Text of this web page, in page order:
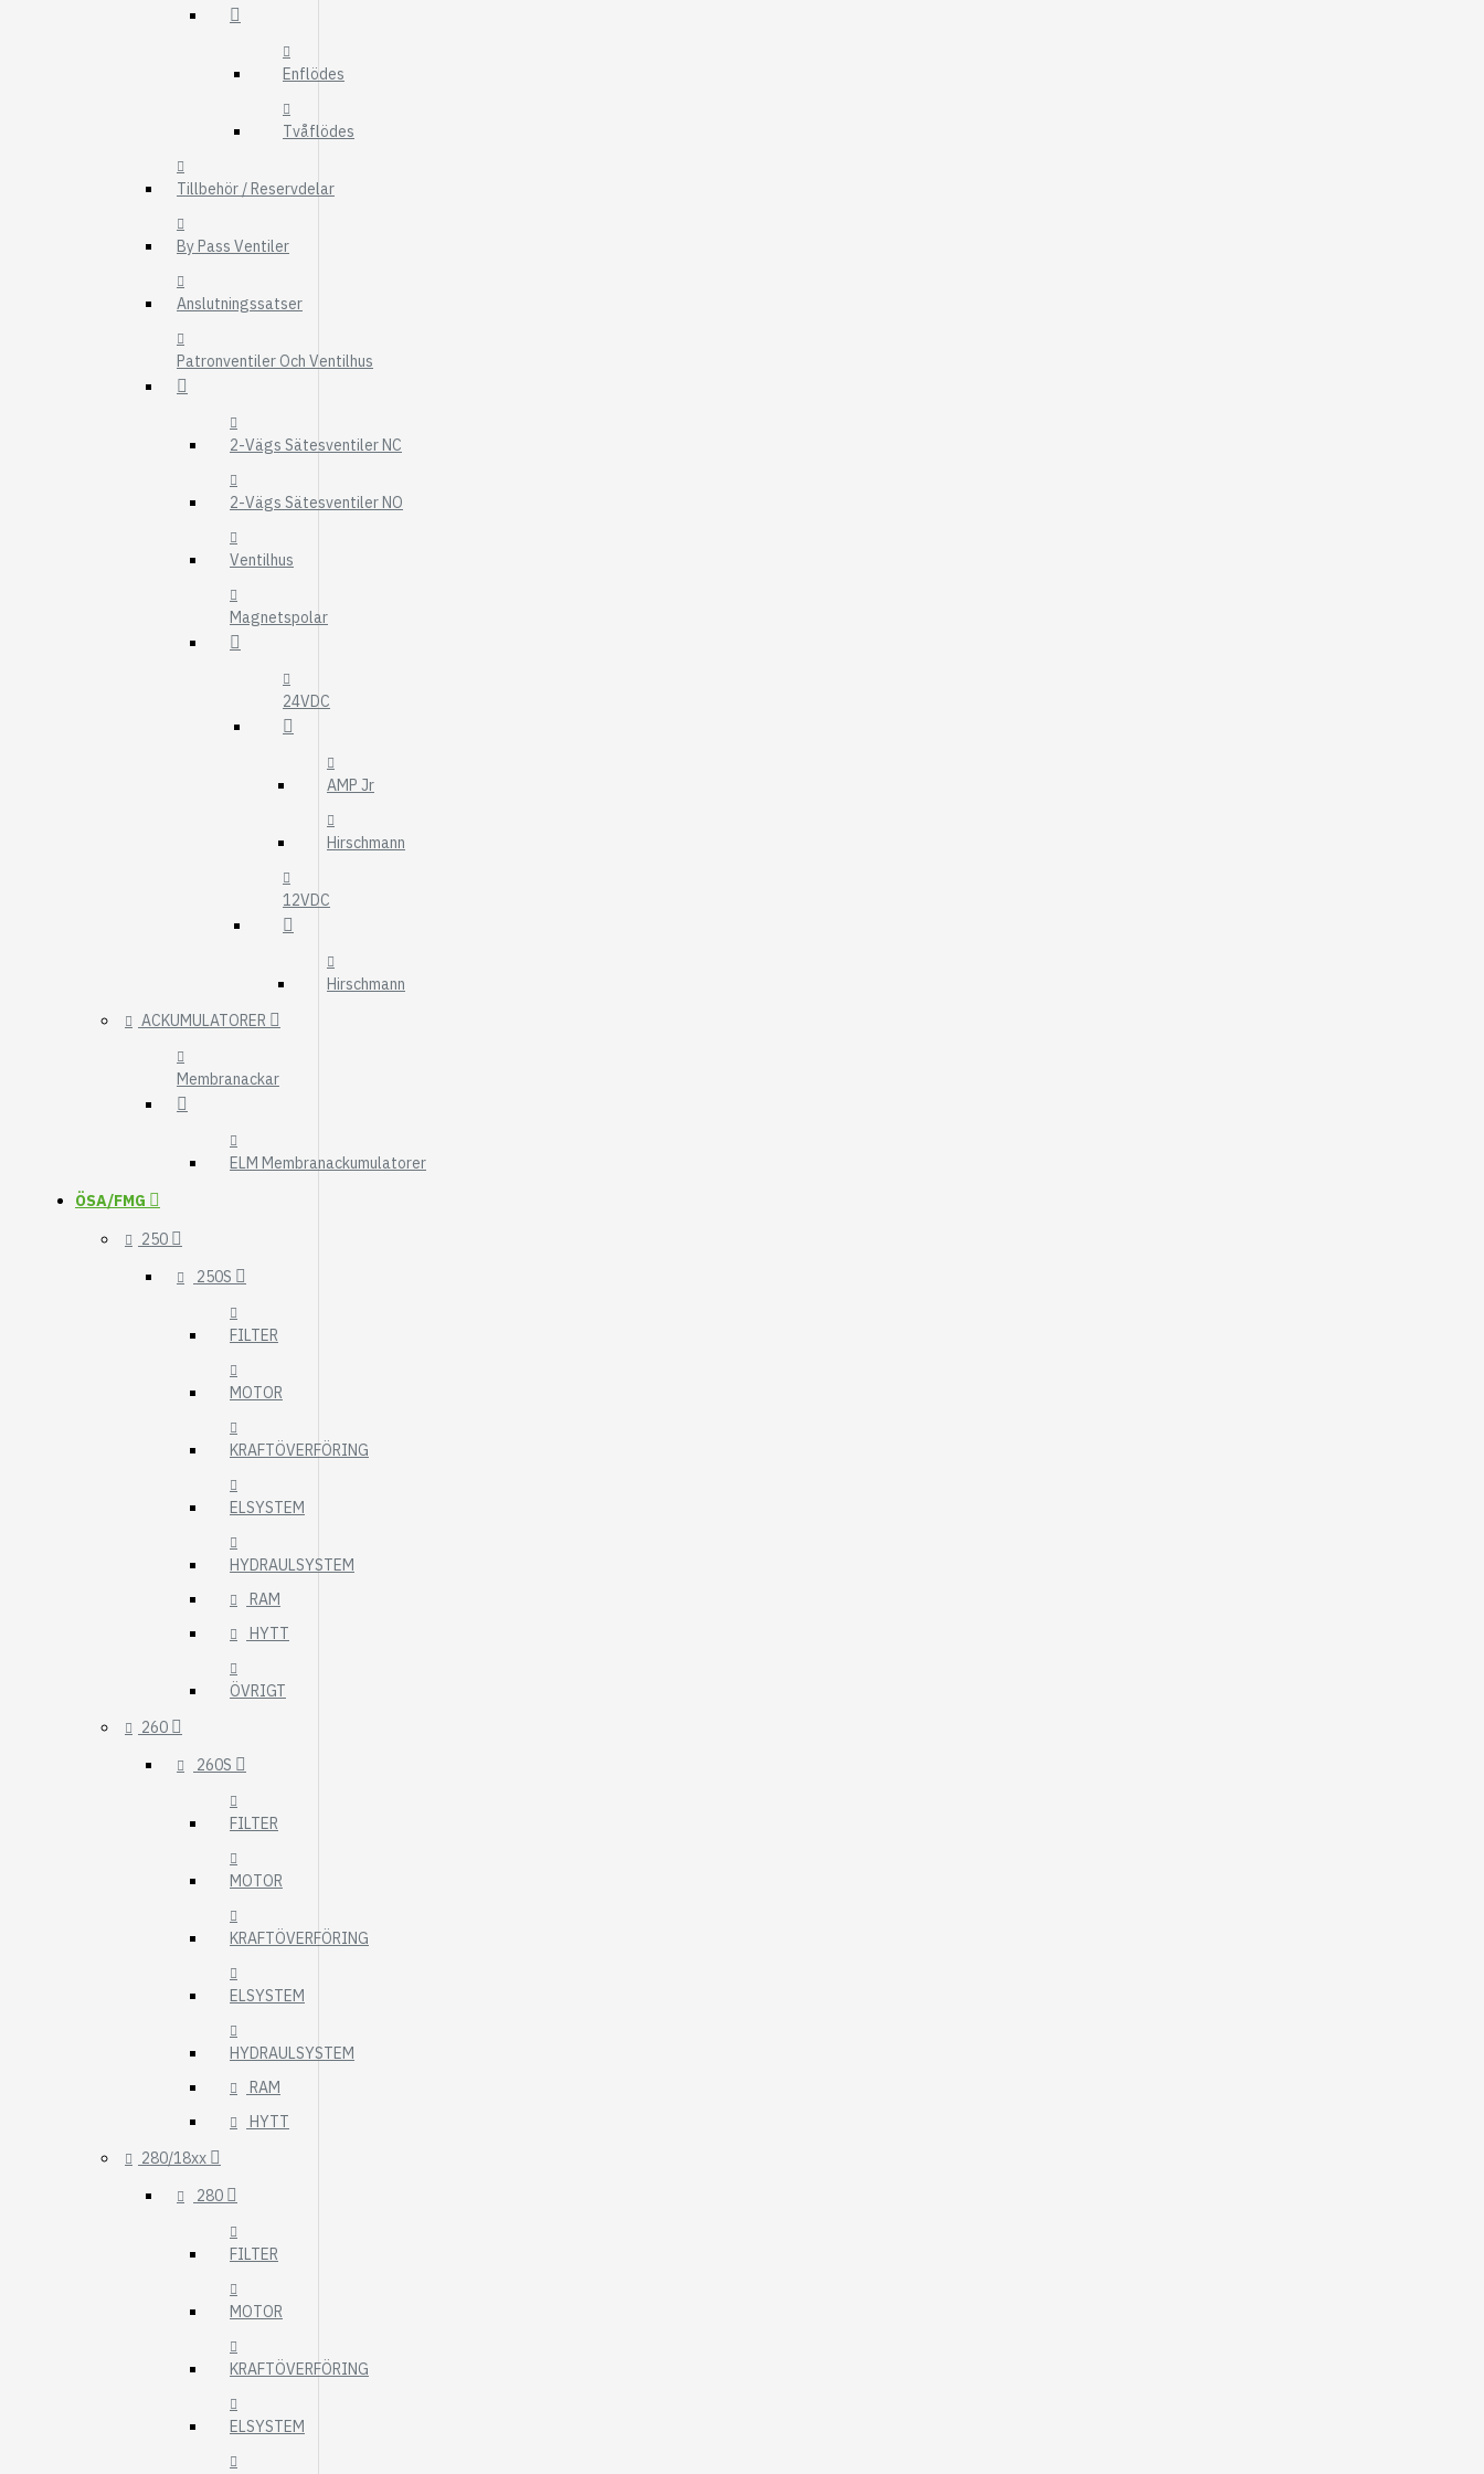
MOTOROLJEFILTER
Enflödes
Tvåflödes
Tillbehör / Reservdelar
By Pass Ventiler
Anslutningssatser
Patronventiler Och Ventilhus
2-Vägs Sätesventiler NC
2-Vägs Sätesventiler NO
Ventilhus
Magnetspolar
24VDC
AMP Jr
Hirschmann
12VDC
Hirschmann
ACKUMULATORER
Membranackar
ELM Membranackumulatorer
ÖSA/FMG
250
250S
FILTER
MOTOR
KRAFTÖVERFÖRING
ELSYSTEM
HYDRAULSYSTEM
RAM
HYTT
ÖVRIGT
260
260S
FILTER
MOTOR
KRAFTÖVERFÖRING
ELSYSTEM
HYDRAULSYSTEM
RAM
HYTT
280/18xx
280
FILTER
MOTOR
KRAFTÖVERFÖRING
ELSYSTEM